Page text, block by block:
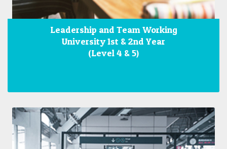
Leadership and Team Working
University 1st & 2nd Year
(Level 4 & 5)